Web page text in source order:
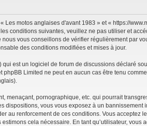
motos anglaises d'avant 1983 » et « https://
conditions suivantes, veuillez ne pas utiliser et
vous conseillons de vérifier régulièrement par
des conditions modifiées et mises à jour.
est un logiciel de forum de discussions déclaré
Limited ne peut en aucun cas être tenu
pornographique, etc. qui pourrait
vous vous exposez à un
au renforcement de ces conditions. Vous
cela nécessaire. En tant qu’utilisateur,